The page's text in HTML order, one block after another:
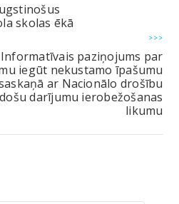
skolas ēkā
>>>
Informatīvais paziņojums par
iegūt nekustamo īpašumu
ar Nacionālo drošību
darījumu ierobežošanas
likumu